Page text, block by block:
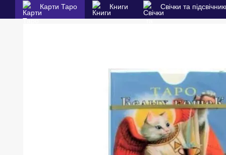
Карти Таро Книги Свічки та